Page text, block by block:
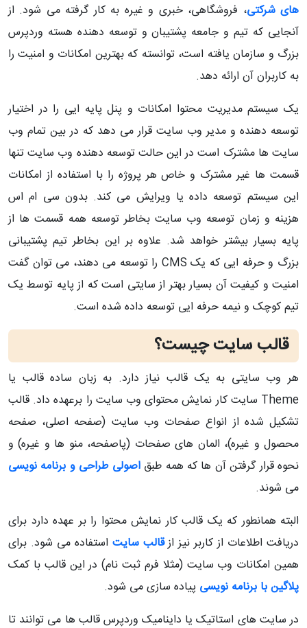
های شرکتی، فروشگاهی، خبری و غیره به کار گرفته می شود. از
آنجایی که تیم و جامعه پشتیبان و توسعه دهنده هسته وردپرس
بزرگ و سازمان یافته است، توانسته که بهترین امکانات و امنیت را
به کاربران آن ارائه دهد.
یک سیستم مدیریت محتوا امکانات و پنل پایه ایی را در اختیار
توسعه دهنده و مدیر وب سایت قرار می دهد که در بین تمام وب
سایت ها مشترک است در این حالت توسعه دهنده وب سایت تنها
قسمت ها غیر مشترک و خاص هر پروژه را با استفاده از امکانات
این سیستم توسعه داده یا ویرایش می کند. بدون سی ام اس
هزینه و زمان توسعه وب سایت بخاطر توسعه همه قسمت ها از
پایه بسیار بیشتر خواهد شد. علاوه بر این بخاطر تیم پشتیبانی
بزرگ و حرفه ایی که یک CMS را توسعه می دهند، می توان گفت
امنیت و کیفیت آن بسیار بهتر از سایتی است که از پایه توسط یک
تیم کوچک و نیمه حرفه ایی توسعه داده شده است.
قالب سایت چیست؟
هر وب سایتی به یک قالب نیاز دارد. به زبان ساده قالب یا
Theme سایت کار نمایش محتوای وب سایت را برعهده داد. قالب
تشکیل شده از انواع صفحات وب سایت (صفحه اصلی، صفحه
محصول و غیره)، المان های صفحات (پاصفحه، منو ها و غیره) و
نحوه قرار گرفتن آن ها که همه طبقاصولی طراحی و برنامه نویسی
می شوند.
البته همانطور که یک قالب کار نمایش محتوا را بر عهده دارد برای
دریافت اطلاعات از کاربر نیز ازقالب سایت استفاده می شود. برای
همین امکانات وب سایت (مثلا فرم ثبت نام) در این قالب با کمک
پلاگین با برنامه نویسی پیاده سازی می شود.
در سایت های استاتیک یا داینامیک وردپرس قالب ها می توانند تا